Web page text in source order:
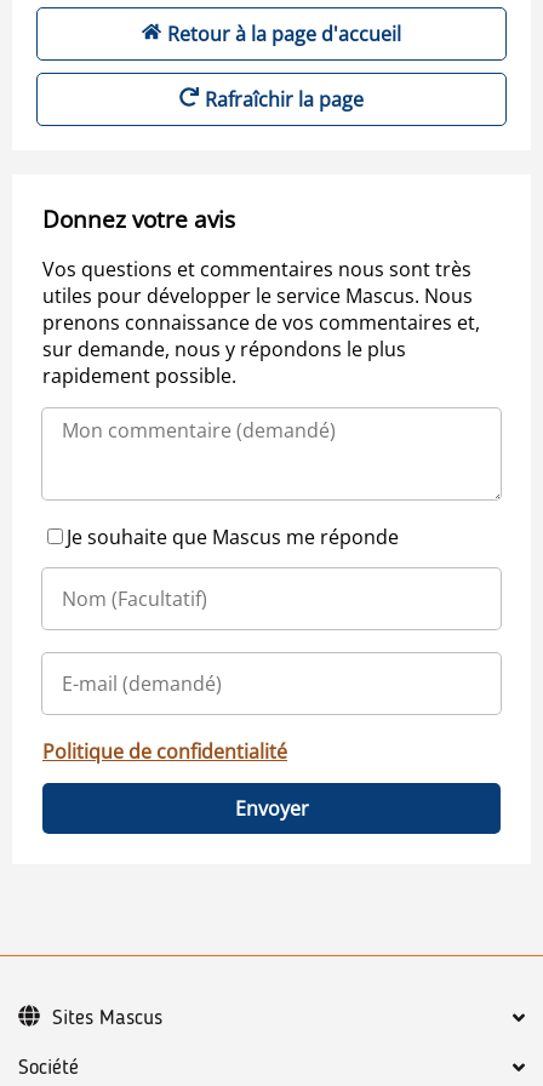
Retour à la page d'accueil
Rafraîchir la page
Donnez votre avis
Vos questions et commentaires nous sont très
utiles pour développer le service Mascus. Nous
prenons connaissance de vos commentaires et,
sur demande, nous y répondons le plus
rapidement possible.
Je souhaite que Mascus me réponde
Politique de confidentialité
Envoyer
Société
Sites Mascus